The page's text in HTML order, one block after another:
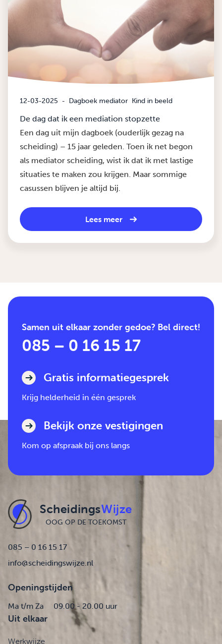
12-03-2025 - Dagboek mediator Kind in beeld
De dag dat ik een mediation stopzette
Een dag uit mijn dagboek (ouderlijk gezag na
scheiding) – 15 jaar geleden. Toen ik net begon
als mediator scheiding, wist ik dat ik met lastige
situaties te maken zou krijgen. Maar sommige
casussen blijven je altijd bij.
Lees meer
Samen uit elkaar zonder gedoe? Bel direct!
085 – 0 16 15 17
Gratis informatiegesprek
Krijg helderheid in één gesprek
Bekijk onze vestigingen
Kom op afspraak bij ons langs
ScheidingsWijze
OOG OP DE TOEKOMST
085 – 0 16 15 17
info@scheidingswijze.nl
Openingstijden
Ma t/m Za 09.00 - 20.00 uur
Uit elkaar
Werkwijze